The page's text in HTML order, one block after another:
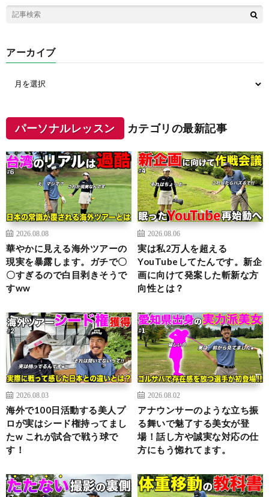
アーカイブ
パーソナルレッスン カテゴリの最新記事
2026.08.08
華やかに見える海外ツアーの
現実を暴露します。ガチで〇
〇すぎるので白目剥きそうで
すww
2026.08.06
実は私2万人を超える
YouTubeしてたんです。新企
画に向けて発案した斬新な方
向性とは？
2026.08.03
海外で100日活動する美人プ
ロが実はシード権持ってまし
たw これが試合で戦う球で
す！
2026.08.02
アナウンサーのような立ち振
る舞いで魅了する美女が登
場！話し方や誠実な対応の仕
方にもう惚れてます。